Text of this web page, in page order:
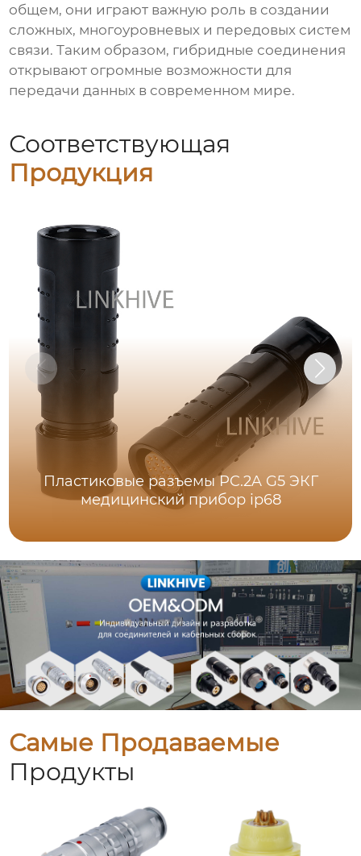
общем, они играют важную роль в создании
сложных, многоуровневых и передовых систем
связи. Таким образом, гибридные соединения
открывают огромные возможности для
передачи данных в современном мире.
Соответствующая
Продукция
Пластиковые разъемы PC.2A G5 ЭКГ
медицинский прибор ip68
Самые Продаваемые
Продукты